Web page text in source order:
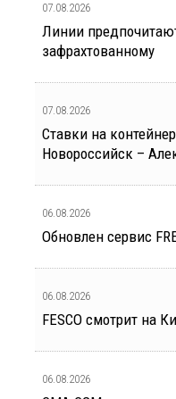
07.08.2026
Линии
зафрахтованному
07.08.2026
Ставки на
Новороссийск –
06.08.2026
Обновлен сервис
06.08.2026
FESCO смотрит на
06.08.2026